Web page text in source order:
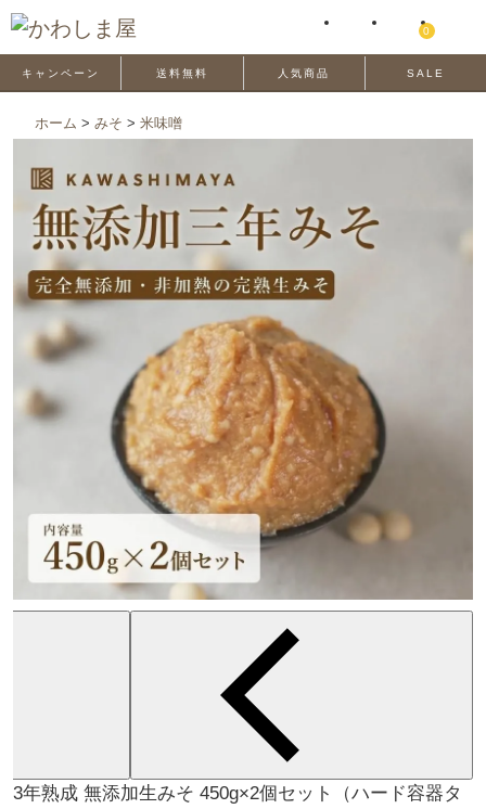
0
キャンペーン 送料無料 人気商品 SALE
ホーム > みそ > 米味噌
3年熟成 無添加生みそ 450g×2個セット（ハード容器タ